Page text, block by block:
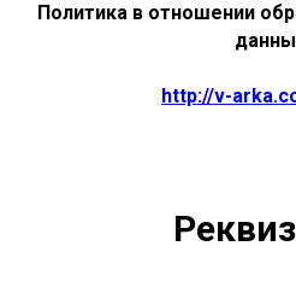
Политика в отношении
http://v-